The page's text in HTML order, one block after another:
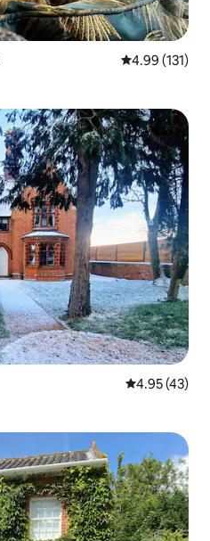
คะแนนเฉลี่ย
4.99 (131)
คะแนนเฉลี่ย
4.95 (43)